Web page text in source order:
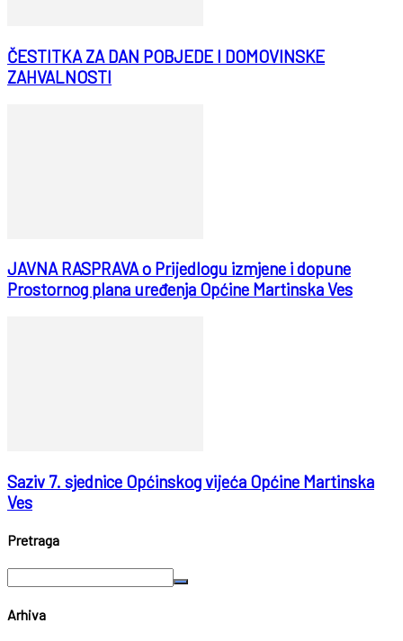
ČESTITKA ZA DAN POBJEDE I DOMOVINSKE
ZAHVALNOSTI
JAVNA RASPRAVA o Prijedlogu izmjene i dopune
Prostornog plana uređenja Općine Martinska Ves
Saziv 7. sjednice Općinskog vijeća Općine Martinska
Ves
Pretraga
Arhiva